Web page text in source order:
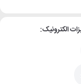
الکترونیک: